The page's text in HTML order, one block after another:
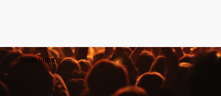
Nous Suivre